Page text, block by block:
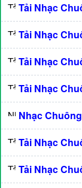
Tải Nhạc
Tải Nhạc
Tải Nhạc
Tải Nhạc
Nhạc
Tải Nhạc
Tải Nhạc